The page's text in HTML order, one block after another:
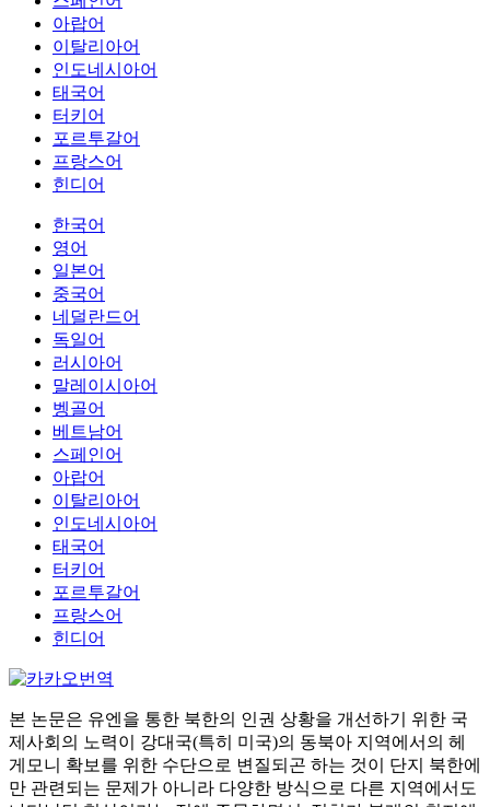
아랍어
이탈리아어
인도네시아어
태국어
터키어
포르투갈어
프랑스어
힌디어
한국어
영어
일본어
중국어
네덜란드어
독일어
러시아어
말레이시아어
벵골어
베트남어
스페인어
아랍어
이탈리아어
인도네시아어
태국어
터키어
포르투갈어
프랑스어
힌디어
본 논문은 유엔을 통한 북한의 인권 상황을 개선하기 위한 국
제사회의 노력이 강대국(특히 미국)의 동북아 지역에서의 헤
게모니 확보를 위한 수단으로 변질되곤 하는 것이 단지 북한에
만 관련되는 문제가 아니라 다양한 방식으로 다른 지역에서도